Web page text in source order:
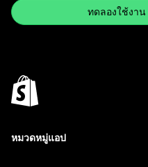
ทดลองใช้งา
หมวดหมู่แอป